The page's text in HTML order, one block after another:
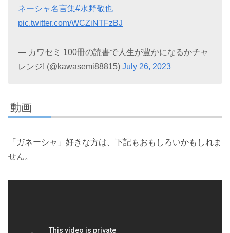
ネーシャ名言集#水野敬也
pic.twitter.com/WCZiNTFzBJ
— カワセミ 100冊の読書で人生が豊かになるかチャ
レンジ! (@kawasemi88815)July 26, 2023
動画
「ガネーシャ」好きな方は、下記もおもしろいかもしれま
せん。